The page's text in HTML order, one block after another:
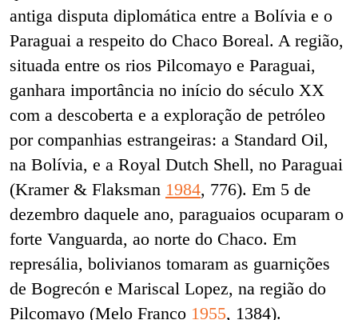
antiga disputa diplomática entre a Bolívia e o
Paraguai a respeito do Chaco Boreal. A região,
situada entre os rios Pilcomayo e Paraguai,
ganhara importância no início do século XX
com a descoberta e a exploração de petróleo
por companhias estrangeiras: a Standard Oil,
na Bolívia, e a Royal Dutch Shell, no Paraguai
(Kramer & Flaksman 1984, 776). Em 5 de
dezembro daquele ano, paraguaios ocuparam o
forte Vanguarda, ao norte do Chaco. Em
represália, bolivianos tomaram as guarnições
de Bogrecón e Mariscal Lopez, na região do
Pilcomayo (Melo Franco 1955, 1384).